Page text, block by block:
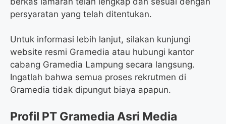
persyaratan yang telah ditentukan.
Untuk informasi lebih lanjut, silakan kunjungi
website resmi Gramedia atau hubungi kantor
cabang Gramedia Lampung secara langsung.
Ingatlah bahwa semua proses rekrutmen di
Gramedia tidak dipungut biaya apapun.
Profil PT Gramedia Asri Media